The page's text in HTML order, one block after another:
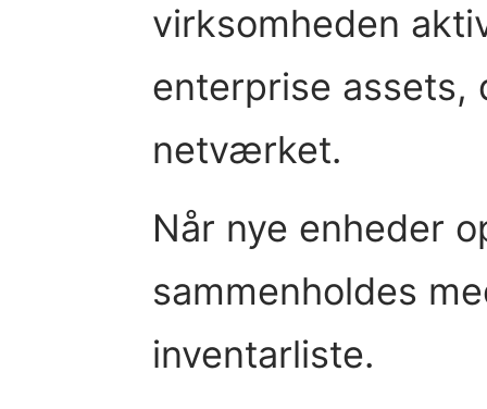
virksomheden
enterprise assets,
netværket.
Når nye enheder
sammenholdes
inventarliste.